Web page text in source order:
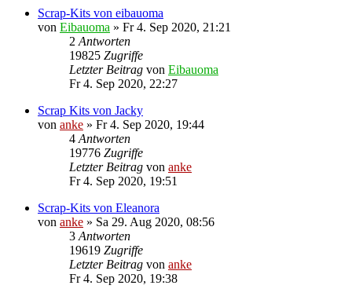
Scrap-Kits von eibauoma
von Eibauoma » Fr 4. Sep 2020, 21:21
2 Antworten
19825 Zugriffe
Letzter Beitrag von Eibauoma
Fr 4. Sep 2020, 22:27
Scrap Kits von Jacky
von anke » Fr 4. Sep 2020, 19:44
4 Antworten
19776 Zugriffe
Letzter Beitrag von anke
Fr 4. Sep 2020, 19:51
Scrap-Kits von Eleanora
von anke » Sa 29. Aug 2020, 08:56
3 Antworten
19619 Zugriffe
Letzter Beitrag von anke
Fr 4. Sep 2020, 19:38